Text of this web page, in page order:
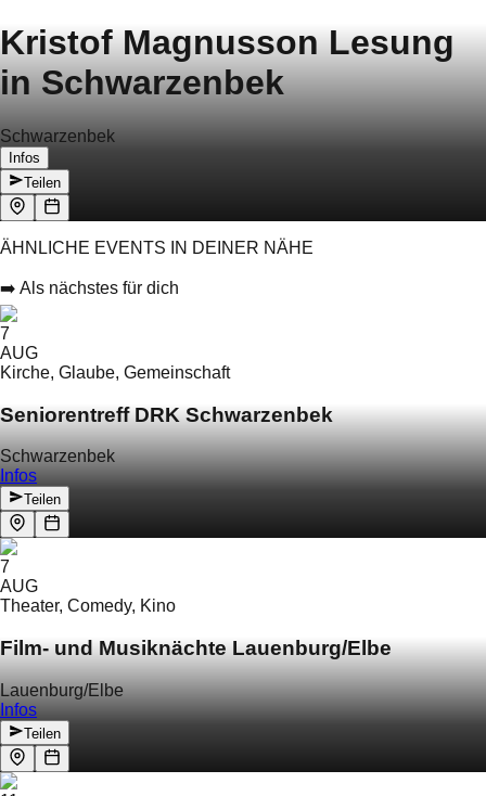
Kristof Magnusson Lesung
in Schwarzenbek
Schwarzenbek
Infos
Teilen
ÄHNLICHE EVENTS IN DEINER NÄHE
➡️ Als nächstes für dich
7
AUG
Kirche, Glaube, Gemeinschaft
Seniorentreff DRK Schwarzenbek
Schwarzenbek
Infos
Teilen
7
AUG
Theater, Comedy, Kino
Film- und Musiknächte Lauenburg/Elbe
Lauenburg/Elbe
Infos
Teilen